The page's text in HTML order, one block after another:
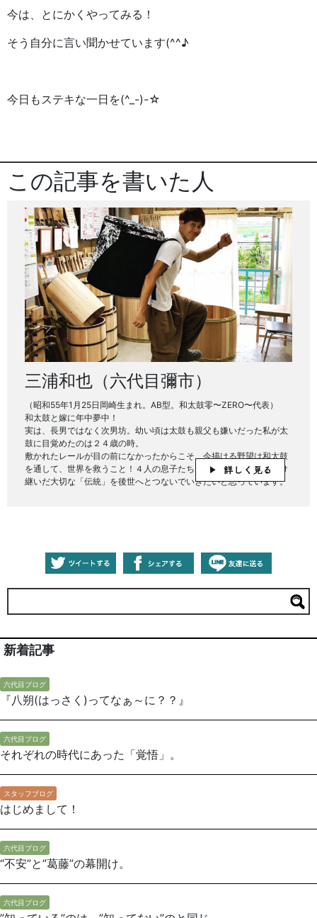
今は、とにかくやってみる！
そう自分に言い聞かせています(^^♪
今日もステキな一日を(^_-)-☆
この記事を書いた人
三浦和也（六代目彌市）
（昭和55年1月25日岡崎生まれ。AB型。和太鼓零〜ZERO〜代表）
和太鼓と嫁に年中夢中！
実は、長男ではなく次男坊。幼い頃は太鼓も親父も嫌いだった私が太
鼓に目覚めたのは２４歳の時。
敷かれたレールが目の前になかったからこそ、今描ける野望は和太鼓
を通して、世界を救うこと！４人の息子たちもみんな太鼓打ち！受け
継いだ大切な「伝統」を後世へとつないでいきたいと思っています。
新着記事
六代目ブログ
『八朔(はっさく)ってなぁ～に？？』
六代目ブログ
それぞれの時代にあった「覚悟」。
スタッフブログ
はじめまして！
六代目ブログ
“不安”と”葛藤”の幕開け。
六代目ブログ